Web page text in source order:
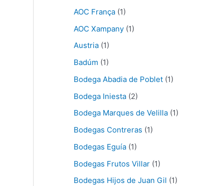
AOC França (1)
AOC Xampany (1)
Austria (1)
Badúm (1)
Bodega Abadia de Poblet (1)
Bodega Iniesta (2)
Bodega Marques de Velilla (1)
Bodegas Contreras (1)
Bodegas Eguía (1)
Bodegas Frutos Villar (1)
Bodegas Hijos de Juan Gil (1)